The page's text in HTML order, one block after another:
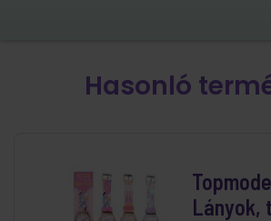
Hasonló
Lányok,